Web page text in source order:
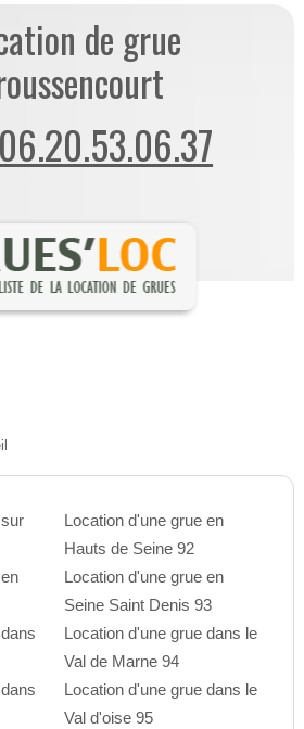
de grue
Location d'une grue en
Hauts de Seine 92
Location d'une grue en
Seine Saint Denis 93
Location d'une grue dans le
Val de Marne 94
Location d'une grue dans le
Val d'oise 95